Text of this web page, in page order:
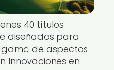
40 títulos
diseñados para
de aspectos
Innovaciones en